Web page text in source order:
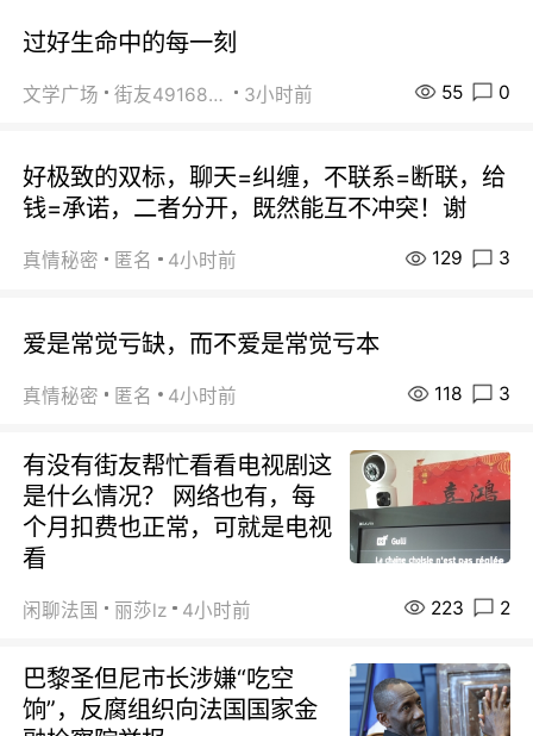
过好生命中的每一刻
文学广场 街友49168527 3小时前 55 0
好极致的双标，聊天=纠缠，不联系=断联，给
钱=承诺，二者分开，既然能互不冲突！谢
真情秘密 匿名 4小时前 129 3
爱是常觉亏缺，而不爱是常觉亏本
真情秘密 匿名 4小时前 118 3
有没有街友帮忙看看电视剧这
是什么情况？ 网络也有，每
个月扣费也正常，可就是电视
看
闲聊法国 丽莎lz 4小时前 223 2
巴黎圣但尼市长涉嫌“吃空
饷”，反腐组织向法国国家金